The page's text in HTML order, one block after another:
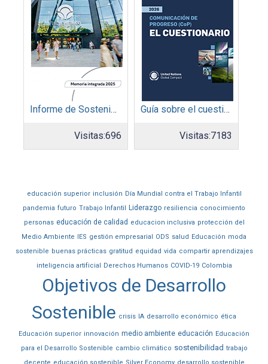
Informe de Sostenibilidad 2025: Parque Arauco
Visitas:696
Guía sobre el cuestionario: Comunicación de Progreso
Visitas:7183
educación superior inclusión Día Mundial contra el Trabajo Infantil
pandemia futuro Trabajo Infantil Liderazgo resiliencia conocimiento
personas educación de calidad educacion inclusiva protección del
Medio Ambiente
IES gestión empresarial ODS salud Educación moda
sostenible buenas prácticas gratitud equidad vida compartir aprendizajes
inteligencia artificial
Derechos Humanos COVID-19 Colombia
Objetivos de Desarrollo
Sostenible crisis IA desarrollo económico ética
Educación superior innovación medio ambiente educación Educación
para el Desarrollo Sostenible cambio climático sostenibilidad trabajo